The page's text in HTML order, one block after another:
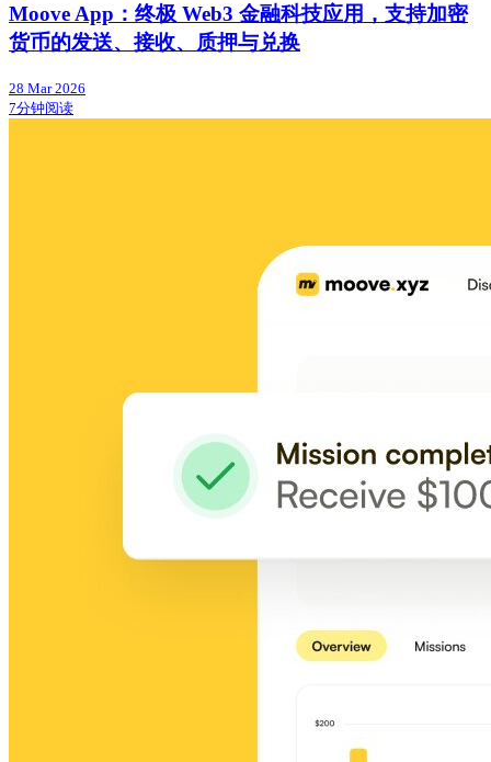
Moove App：终极 Web3 金融科技应用，支持加密
货币的发送、接收、质押与兑换
28 Mar 2026
7分钟阅读